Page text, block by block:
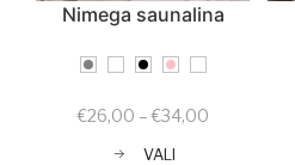
Nimega saunalina
€26,00 – €34,00Price
VALI